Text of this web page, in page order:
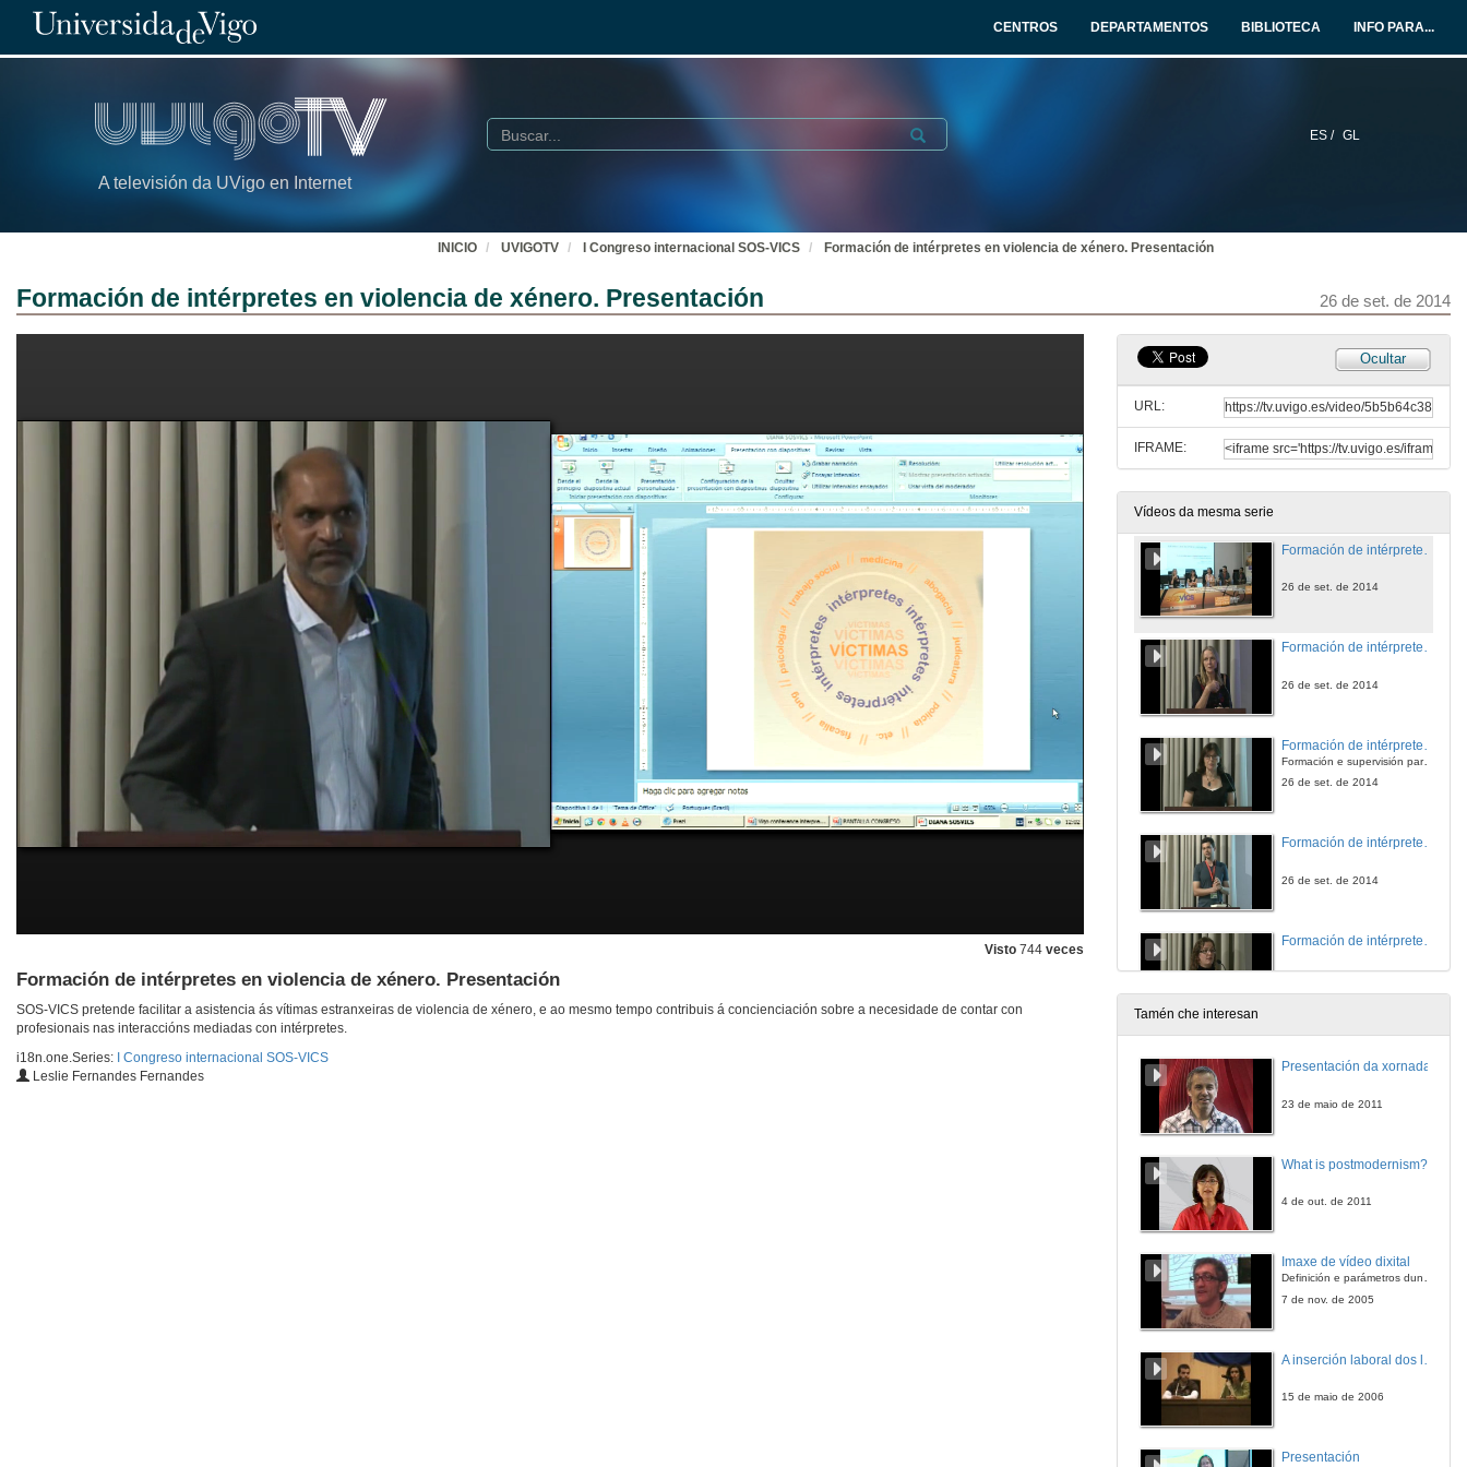
CENTROS DEPARTAMENTOS BIBLIOTECA INFO PARA...
A televisión da UVigo en Internet
ES / GL
Buscar Submit
INICIO UVIGOTV I Congreso internacional SOS-VICS Formación de intérpretes en violencia de xénero. Presentación
Formación de intérpretes en violencia de xénero. Presentación 26 de set. de 2014
Visto 744 veces
Formación de intérpretes en violencia de xénero. Presentación
SOS-VICS pretende facilitar a asistencia ás vítimas estranxeiras de violencia de xénero, e ao mesmo tempo contribuis á concienciación sobre a necesidade de contar con
profesionais nas interaccións mediadas con intérpretes.
i18n.one.Series:
I Congreso internacional SOS-VICS
Leslie Fernandes Fernandes
Ocultar
URL:
IFRAME:
Vídeos da mesma serie
Presentación de materiais SOS-VICS. Manual para intérpretes sobre interpretación en contextos de violencia de xénero. Intervención de Alicia González
26 de set. de 2014
Presentación de materiais SOS-VICS. Web de formación SOS-VICS
Formación para intérpretes en contextos de violencia de xénero
Presentación de materiais SOS-VICS. Web do proxecto SOS-VICS
26 de set. de 2014
26 de set. de 2014
Formación de intérpretes en violencia de xénero. Formación de intérpretes para traballar con vítimas de violencia sexual e outros traumas
26 de set. de 2014
Formación e supervisión para intérpretes e profesionais que traballan no contexto da violencia doméstica/de xénero
26 de set. de 2014
Formación de intérpretes en violencia de xénero. Mitos e realidades da violencia doméstica e de xénero en relación cos profesionais lingüísticos
26 de set. de 2014
Formación de intérpretes en violencia de xénero. Cara a un habitus interseccional do tradutor/intérprete en contextos de violencia de xénero
26 de set. de 2014
Tamén che interesan
Presentación da xornada
23 de maio de 2011
What is postmodernism?
4 de out. de 2011
Imaxe de vídeo dixital
Definición e parámetros dunha imaxe dixital. Resolución e Aspecto. Profundidade da cor. Compresión. Frame por segundo. Entrelazado. Campos, cadros
7 de nov. de 2005
15 de maio de 2006
Presentación